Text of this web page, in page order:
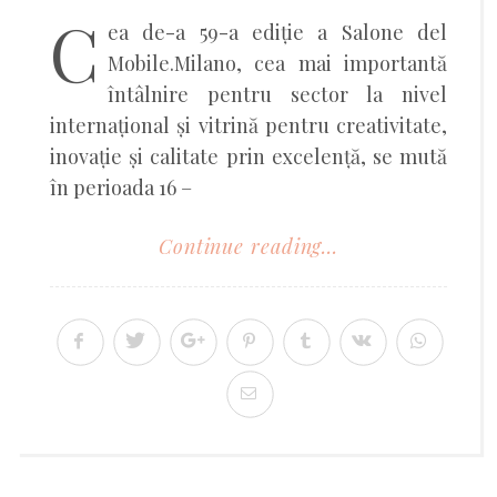
C ea de-a 59-a ediție a Salone del
Mobile.Milano, cea mai importantă
întâlnire pentru sector la nivel
internațional și vitrină pentru creativitate,
inovație și calitate prin excelență, se mută
în perioada 16 –
Continue reading...